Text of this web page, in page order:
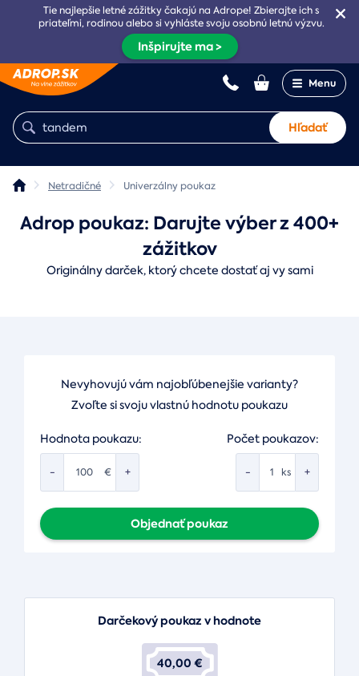
Tie najlepšie letné zážitky čakajú na Adrope! Zbierajte ich s
priateľmi, rodinou alebo si vyhláste svoju osobnú letnú výzvu.
Inšpirujte ma >
Menu
Hľadať
Netradičné Univerzálny poukaz
Adrop poukaz: Darujte výber z 400+
zážitkov
Originálny darček, ktorý chcete dostať aj vy sami
Nevyhovujú vám najobľúbenejšie varianty?
Zvoľte si svoju vlastnú hodnotu poukazu
Hodnota poukazu:
- +
€
Počet poukazov:
- +
ks
Objednať poukaz
Darčekový poukaz v hodnote
40,00 €